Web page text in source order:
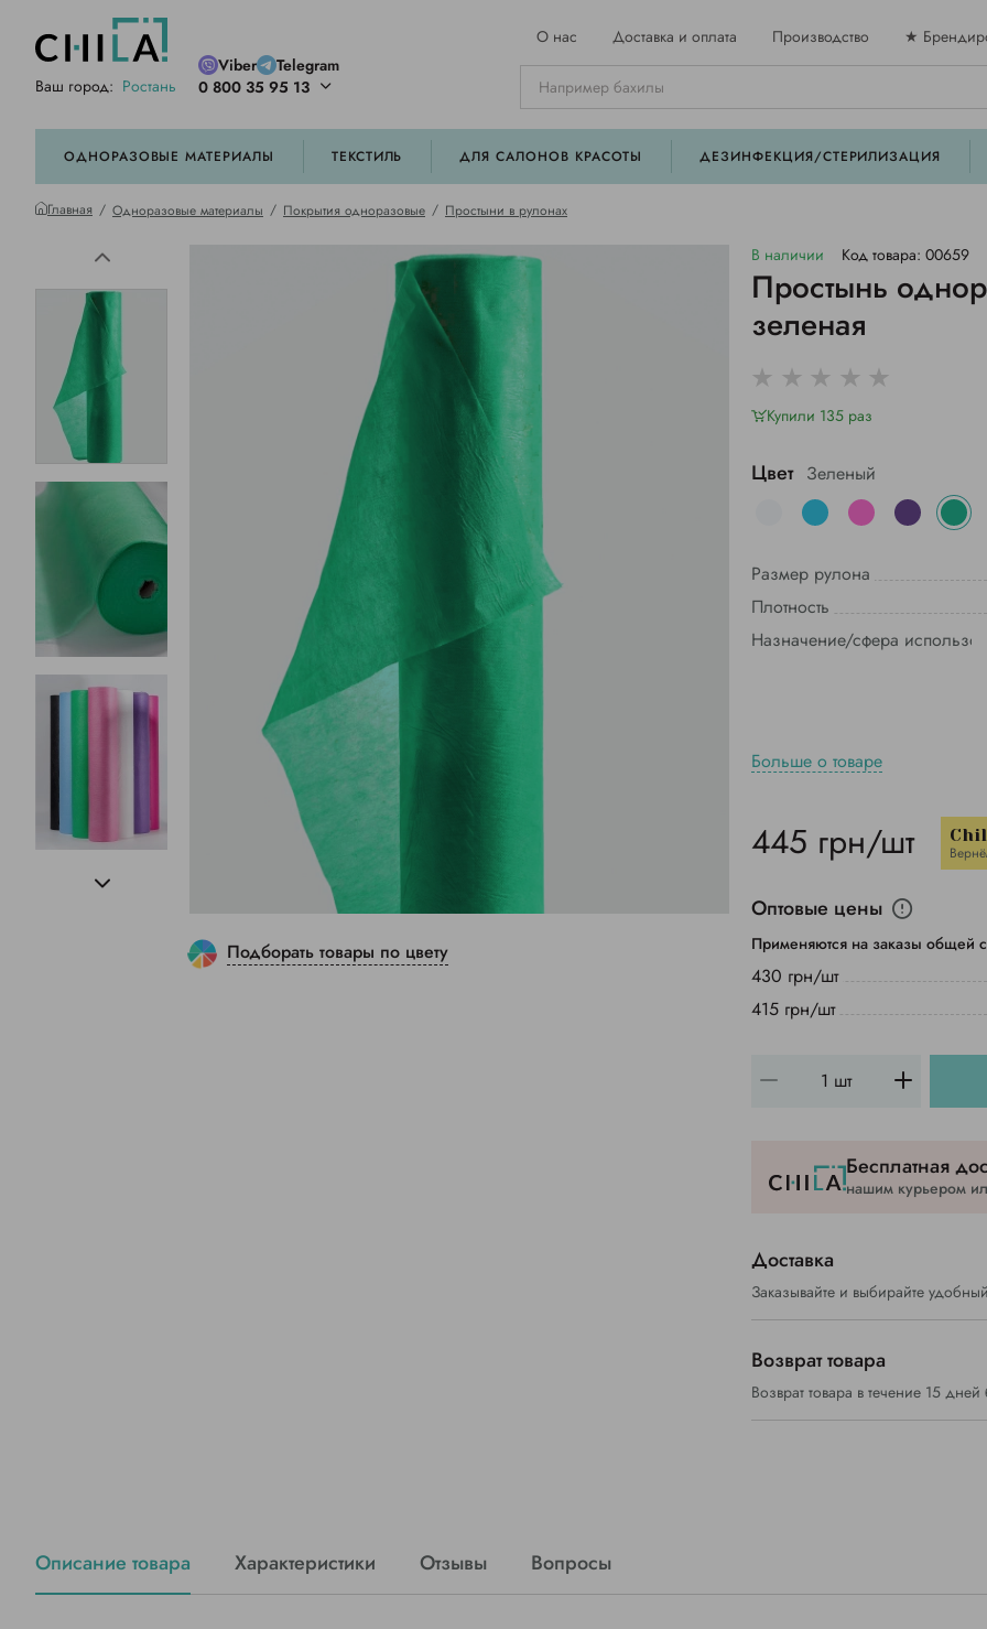
Ваш город: Ростань
Viber
Telegram
0 800 35 95 13
О нас Доставка и оплата Производство ★
ОДНОРАЗОВЫЕ МАТЕРИАЛЫ ТЕКСТИЛЬ ДЛЯ САЛОНОВ КРАСОТЫ ДЕЗИНФЕКЦИЯ/СТЕРИЛИЗАЦИЯ
Главная Одноразовые материалы Покрытия одноразовые Простыни в рулонах
Подборать товары по цвету
В наличии Код товара: 00659
Простынь
зеленая
Купили 135 раз
Цвет Зеленый
Размер рулона
Плотность
Назначение/сфера
Больше о товаре
445 грн/шт
Оптовые цены
Применяются на заказы общей
430 грн/шт
415 грн/шт
Бесплатная
нашим курьером
Доставка
Заказывайте и выбирайте
Возврат товара
Возврат товара в течение 15 дней
Описание товара Характеристики Отзывы Вопросы